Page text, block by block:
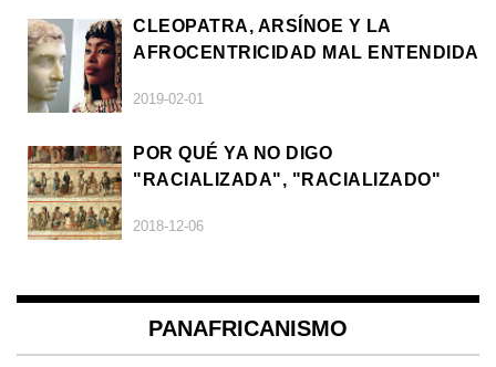
CLEOPATRA, ARSÍNOE Y LA
AFROCENTRICIDAD MAL ENTENDIDA
2019-02-01
POR QUÉ YA NO DIGO
"RACIALIZADA", "RACIALIZADO"
2018-12-06
PANAFRICANISMO